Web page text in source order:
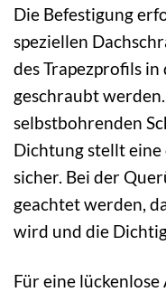
Die Befestigung
speziellen
des Trapezprofils
geschraubt
selbstbohrenden
Dichtung stellt
sicher. Bei der
geachtet werden,
wird und die
Für eine